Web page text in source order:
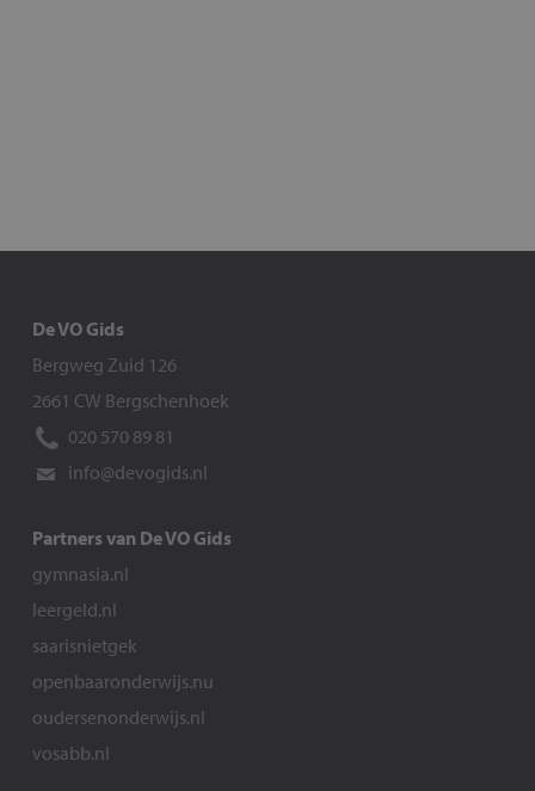
De VO Gids
Bergweg Zuid 126
2661 CW Bergschenhoek
020 570 89 81
info@devogids.nl
Partners van De VO Gids
gymnasia.nl
leergeld.nl
saarisnietgek
openbaaronderwijs.nu
oudersenonderwijs.nl
vosabb.nl